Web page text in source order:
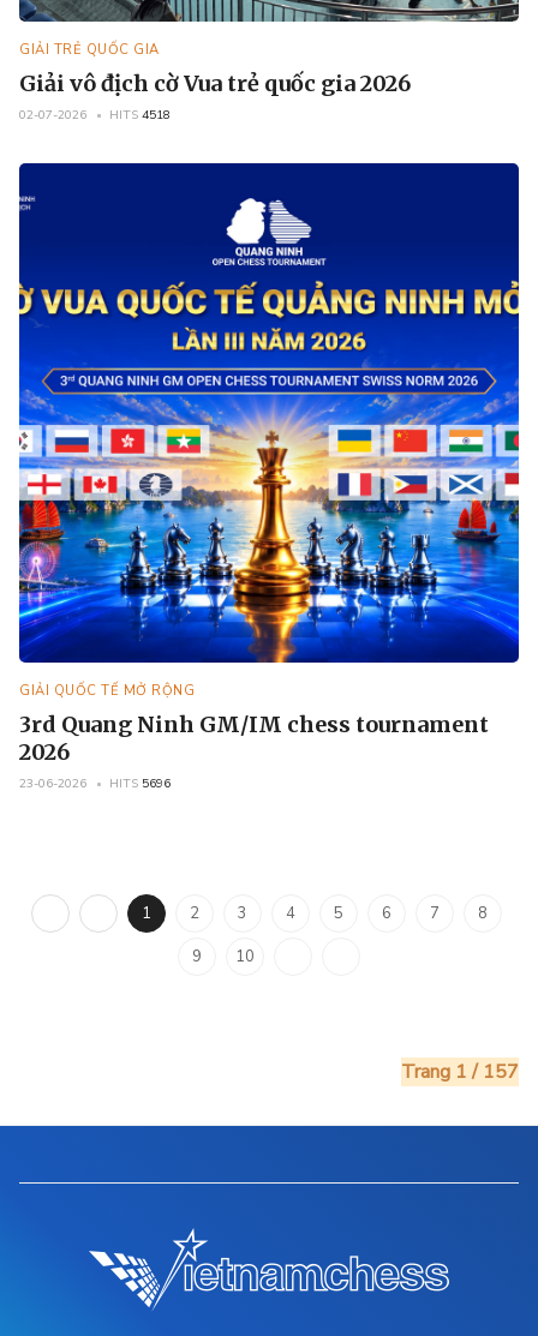
GIẢI TRẺ QUỐC GIA
Giải vô địch cờ Vua trẻ quốc gia 2026
02-07-2026 HITS 4518
GIẢI QUỐC TẾ MỞ RỘNG
3rd Quang Ninh GM/IM chess tournament
2026
23-06-2026 HITS 5696
1 2 3 4 5 6 7
8
9
10
Trang 1 / 157